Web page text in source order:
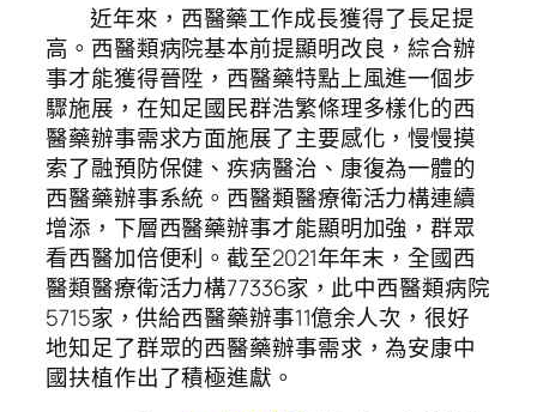
近年來，西醫藥工作成長獲得了長足提
高。西醫類病院基本前提顯明改良，綜合辦
事才能獲得晉陞，西醫藥特點上風進一個步
驟施展，在知足國民群浩繁條理多樣化的西
醫藥辦事需求方面施展了主要感化，慢慢摸
索了融預防保健、疾病醫治、康復為一體的
西醫藥辦事系統。西醫類醫療衛活力構連續
增添，下層西醫藥辦事才能顯明加強，群眾
看西醫加倍便利。截至2021年年末，全國西
醫類醫療衛活力構77336家，此中西醫類病院
5715家，供給西醫藥辦事11億余人次，很好
地知足了群眾的西醫藥辦事需求，為安康中
國扶植作出了積極進獻。